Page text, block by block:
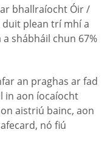
bhallraíocht Óir /
plean trí mhí a
shábháil chun 67%
an praghas ar fad
in aon íocaíocht
aistriú bainc, aon
nó fiú